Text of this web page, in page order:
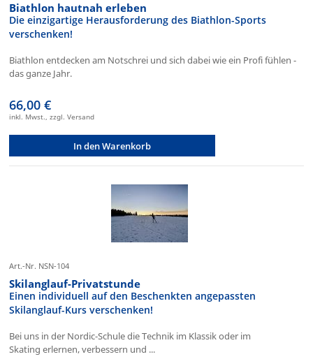
Biathlon hautnah erleben
Die einzigartige Herausforderung des Biathlon-Sports
verschenken!
Biathlon entdecken am Notschrei und sich dabei wie ein Profi fühlen -
das ganze Jahr.
66,00 €
inkl. Mwst., zzgl. Versand
In den Warenkorb
Art.-Nr. NSN-104
Skilanglauf-Privatstunde
Einen individuell auf den Beschenkten angepassten
Skilanglauf-Kurs verschenken!
Bei uns in der Nordic-Schule die Technik im Klassik oder im
Skating erlernen, verbessern und ...